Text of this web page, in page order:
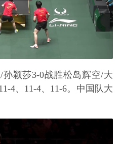
颖莎3-0战胜松岛辉空/大
4、11-4、11-6。中国队大